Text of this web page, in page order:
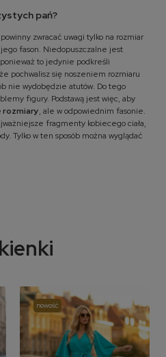
pań?
zwracać uwagi tylko na rozmiar
fason. Niedopuszczalne jest
to jedynie podkreśli
pochwalisz się noszeniem rozmiaru
nie wydobędzie atutów. Do tego
figury. Podstawą jest więc, aby
rozmiary, ale w odpowiednim fasonie.
fragmenty kobiecego ciała,
Tylko w ten sposób można wyglądać
nowość